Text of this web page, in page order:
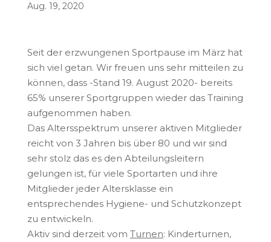
Aug. 19, 2020
Seit der erzwungenen Sportpause im März hat
sich viel getan. Wir freuen uns sehr mitteilen zu
können, dass -Stand 19. August 2020- bereits
65% unserer Sportgruppen wieder das Training
aufgenommen haben.
Das Altersspektrum unserer aktiven Mitglieder
reicht von 3 Jahren bis über 80 und wir sind
sehr stolz das es den Abteilungsleitern
gelungen ist, für viele Sportarten und ihre
Mitglieder jeder Altersklasse ein
entsprechendes Hygiene- und Schutzkonzept
zu entwickeln.
Aktiv sind derzeit vom Turnen: Kinderturnen,